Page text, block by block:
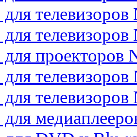
телевизоров
телевизоров
проекторов
телевизоров
телевизоров